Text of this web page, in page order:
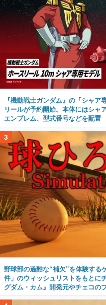
『機動戦士ガンダム』の「シャ
リールが予約開始。本体にはシャ
エンブレム、型式番号などを配置
3
野球部の過酷な“補欠”を体験す
件」のウィッシュリストをもとに
グダム・カム』開発元やチェコの